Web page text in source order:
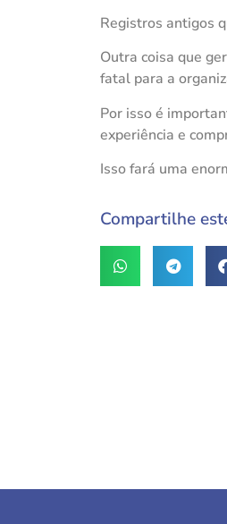
Registros antigos
Outra coisa que
fatal para a
Por isso é
experiência e
Isso fará uma
Compartilhe